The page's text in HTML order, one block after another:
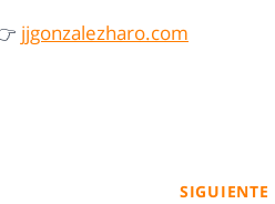
jjgonzalezharo.com
SIGUIENTE